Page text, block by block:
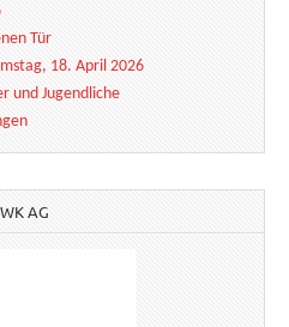
Tür
18. April 2026
und Jugendliche
AG